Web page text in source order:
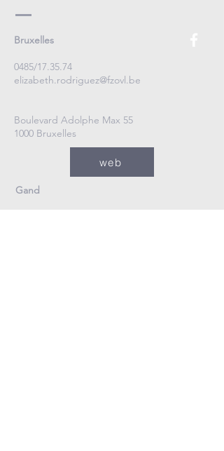
Bruxelles
0485/17.35.74
elizabeth.rodriguez@fzovl.be
Boulevard Adolphe Max 55
1000 Bruxelles
web
Gand